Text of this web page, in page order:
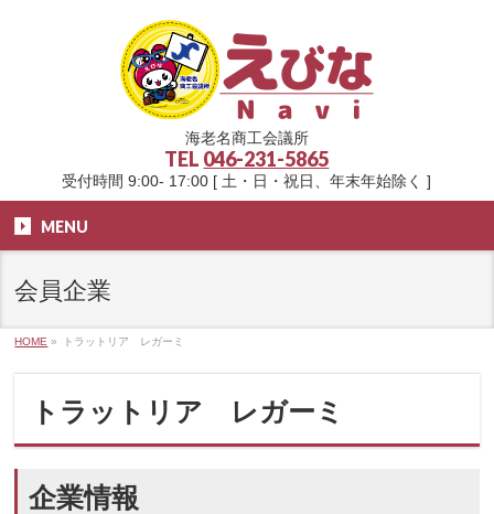
海老名商工会議所
TEL 046-231-5865
受付時間 9:00- 17:00 [ 土・日・祝日、年末年始除く ]
MENU
会員企業
HOME » トラットリア レガーミ
トラットリア レガーミ
企業情報